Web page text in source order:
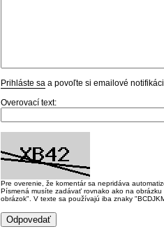
Prihláste sa a povoľte si emailové
Overovací text:
Pre overenie, že komentár sa nepridáva
Písmená musíte zadávať rovnako ako na
obrázok". V texte sa používajú iba znaky